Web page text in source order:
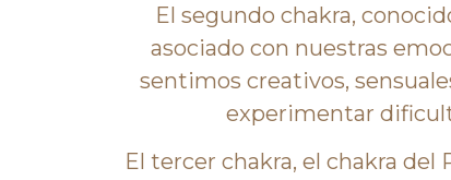
El segundo chakra,
asociado con nuestras
sentimos creativos,
experimentar
El tercer chakra, el chakra del